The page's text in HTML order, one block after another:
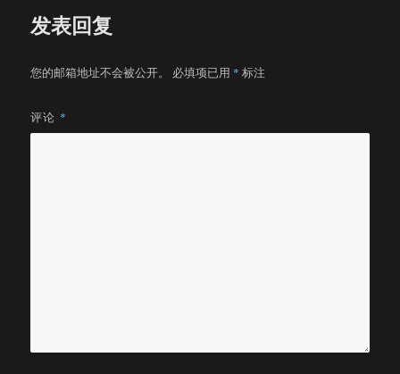
发表回复
您的邮箱地址不会被公开。 必填项已用 * 标注
评论 *